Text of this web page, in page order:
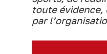
toute évidence,
par